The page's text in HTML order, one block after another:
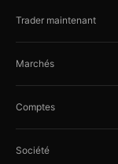
Trader maintenant
Marchés
Comptes
Société